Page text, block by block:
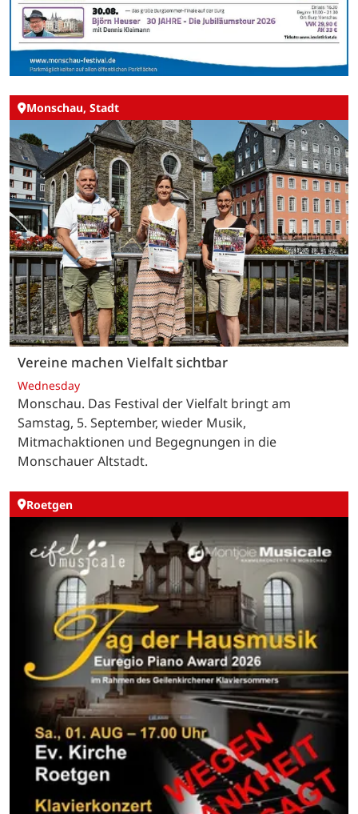
Monschau, Stadt
Vereine machen Vielfalt sichtbar
Wednesday
Monschau. Das Festival der Vielfalt bringt am
Samstag, 5. September, wieder Musik,
Mitmachaktionen und Begegnungen in die
Monschauer Altstadt.
Roetgen